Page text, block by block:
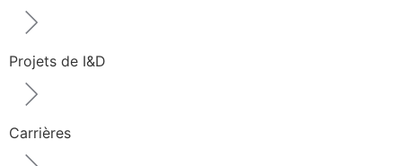
Projets de I&D
Carrières